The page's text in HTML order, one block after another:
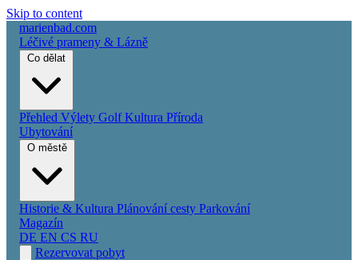
Skip to content
marienbad.com
Léčivé prameny & Lázně
Přehled Výlety GolfKultura Příroda
Ubytování
Historie & Kultura Plánování cesty Parkování
Magazín
DE EN CS RU
Rezervovat pobyt